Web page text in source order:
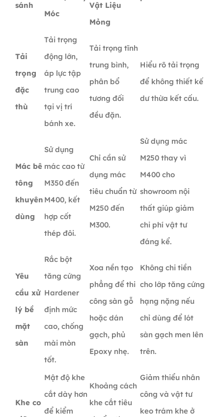
sánh
Móc
Vật Liệu
Mỏng
Tải
trọng
đặc
thù
Tải trọng
động lớn,
áp lực tập
trung cao
tại vị trí
bánh xe.
Tải trọng tĩnh
trung bình,
phân bổ
tương đối
đều đặn.
Hiểu rõ tải trọng
để không thiết kế
dư thừa kết cấu.
Mác bê
tông
khuyên
dùng
Sử dụng
mác cao từ
M350 đến
M400, kết
hợp cốt
thép đôi.
Chỉ cần sử
dụng mác
tiêu chuẩn từ
M250 đến
M300.
Sử dụng mác
M250 thay vì
M400 cho
showroom nội
thất giúp giảm
chi phí vật tư
đáng kể.
Yêu
cầu xử
lý bề
mặt
sàn
Rắc bột
tăng cứng
Hardener
định mức
cao, chống
mài mòn
tốt.
Xoa nền tạo
phẳng để thi
công sàn gỗ
hoặc dán
gạch, phủ
Epoxy nhẹ.
Không chi tiền
cho lớp tăng cứng
hạng nặng nếu
chỉ dùng để lót
sàn gạch men lên
trên.
Khe co
Mật độ khe
cắt dày hơn
để kiểm
Khoảng cách
khe cắt tiêu
Giảm thiểu nhân
công và vật tư
keo trám khe ở